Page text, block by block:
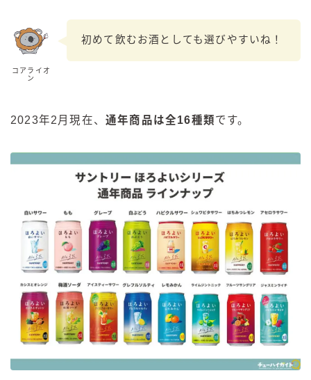
コアライオ
ン
初めて飲むお酒としても選びやすいね！
2023年2月現在、 通年商品は全16種類です。